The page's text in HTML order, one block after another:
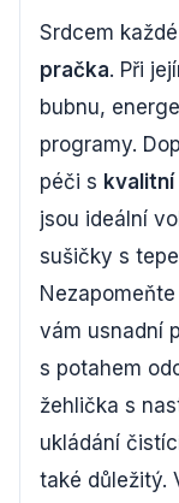
Srdcem
pračka. Při
bubnu,
programy.
péči s kvalitní
jsou ideální
sušičky s
Nezapomeňte
vám usnadní
s potahem
žehlička s
ukládání
také důležitý.